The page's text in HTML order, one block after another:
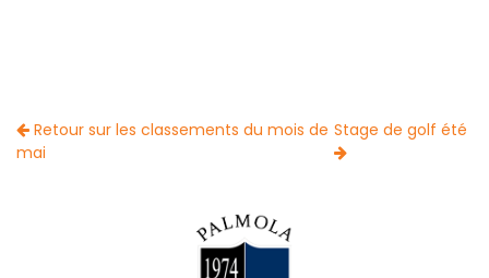
Retour sur les classements du mois de
mai
Stage de golf été